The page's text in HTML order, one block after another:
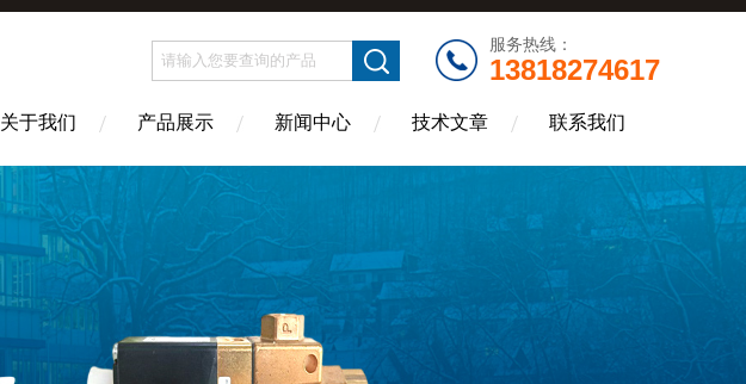
服务热线：
13818274617
关于我们 产品展示 新闻中心 技术文章 联系我们